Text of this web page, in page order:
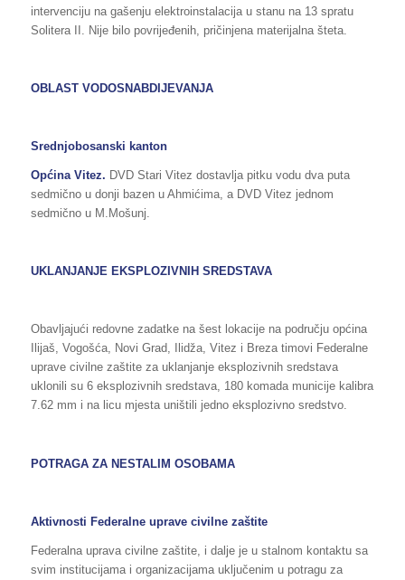
intervenciju na gašenju elektroinstalacija u stanu na 13 spratu
Solitera II. Nije bilo povrijeđenih, pričinjena materijalna šteta.
OBLAST VODOSNABDIJEVANJA
Srednjobosanski kanton
Općina Vitez. DVD Stari Vitez dostavlja pitku vodu dva puta
sedmično u donji bazen u Ahmićima, a DVD Vitez jednom
sedmično u M.Mošunj.
UKLANJANJE EKSPLOZIVNIH SREDSTAVA
Obavljajući redovne zadatke na šest lokacije na području općina
Ilijaš, Vogošća, Novi Grad, Ilidža, Vitez i Breza timovi Federalne
uprave civilne zaštite za uklanjanje eksplozivnih sredstava
uklonili su 6 eksplozivnih sredstava, 180 komada municije kalibra
7.62 mm i na licu mjesta uništili jedno eksplozivno sredstvo.
POTRAGA ZA NESTALIM OSOBAMA
Aktivnosti Federalne uprave civilne zaštite
Federalna uprava civilne zaštite, i dalje je u stalnom kontaktu sa
svim institucijama i organizacijama uključenim u potragu za